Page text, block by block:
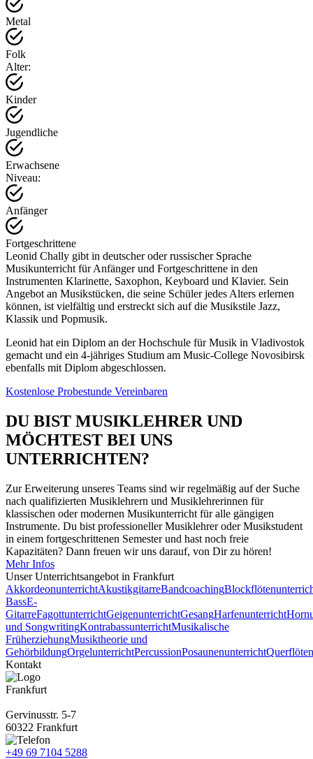
Metal
Folk
Alter:
Kinder
Jugendliche
Erwachsene
Niveau:
Anfänger
Fortgeschrittene
Leonid Chally gibt in deutscher oder russischer Sprache
Musikunterricht für Anfänger und Fortgeschrittene in den
Instrumenten Klarinette, Saxophon, Keyboard und Klavier. Sein
Angebot an Musikstücken, die seine Schüler jedes Alters erlernen
können, ist vielfältig und erstreckt sich auf die Musikstile Jazz,
Klassik und Popmusik.
Leonid hat ein Diplom an der Hochschule für Musik in Vladivostok
gemacht und ein 4-jähriges Studium am Music-College Novosibirsk
ebenfalls mit Diplom abgeschlossen.
Kostenlose Probestunde Vereinbaren
DU BIST MUSIKLEHRER UND
MÖCHTEST BEI UNS
UNTERRICHTEN?
Zur Erweiterung unseres Teams sind wir regelmäßig auf der Suche
nach qualifizierten Musiklehrern und Musiklehrerinnen für
klassischen oder modernen Musikunterricht für alle gängigen
Instrumente. Du bist professioneller Musiklehrer oder Musikstudent
in einem fortgeschrittenen Semester und hast noch freie
Kapazitäten? Dann freuen wir uns darauf, von Dir zu hören!
Mehr Infos
Unser Unterrichts­angebot in Frankfurt
AkkordeonunterrichtAkustikgitarreBandcoaching
BassE-
GitarreFagottunterrichtGeigenunterrichtGesangHarfenunterricht
und SongwritingKontrabassunterrichtMusikalische
FrüherziehungMusiktheorie und
GehörbildungOrgelunterrichtPercussionPosaunenunterricht
Kontakt
Frankfurt
Gervinusstr. 5-7
60322 Frankfurt
+49 69 7104 5288